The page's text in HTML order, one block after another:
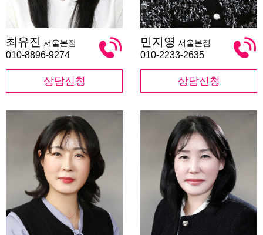
유
진
최유진 서울본점
010-8896-9274
상담신청
지
영
민지영 서울본점
010-2233-2635
상담신청